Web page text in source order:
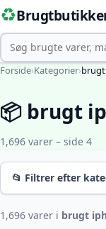
♻️
Søg
Forside›Kategorier›
📦 brugt
1,696 varer – side 4
📂 Filtrer efter
1,696 varer i brugt